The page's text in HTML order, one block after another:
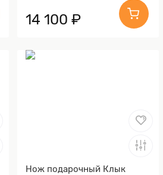
14 100 ₽
Нож подарочный Клык